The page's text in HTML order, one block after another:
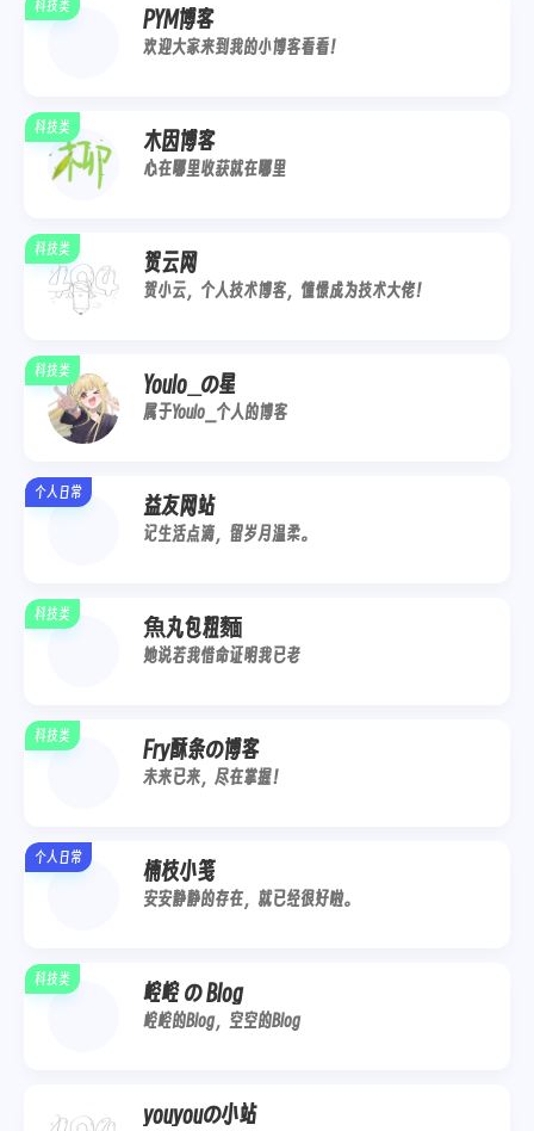
科技类
PYM博客
欢迎大家来到我的小博客看看！
科技类
木因博客
心在哪里收获就在哪里
科技类
贺云网
贺小云，个人技术博客，憧憬成为技术大佬！
科技类
Youlo_の星
属于Youlo_个人的博客
个人日常
益友网站
记生活点滴，留岁月温柔。
科技类
魚丸包粗麵
她说若我惜命证明我已老
科技类
Fry酥条の博客
未来已来，尽在掌握！
个人日常
楠枝小笺
安安静静的存在，就已经很好啦。
科技类
崆崆 の Blog
崆崆的Blog，空空的Blog
youyouの小站